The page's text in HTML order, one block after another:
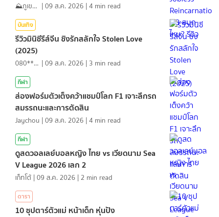
⛰️ภูเขาเล่าไปเรื่อย⛰️ |09 ส.ค. 2026 |4 min read
บันเทิง
รีวิวมินิซีรีส์จีน ชิงรักสลักใจ Stolen Love
(2025)
080******* |09 ส.ค. 2026 | 3 min read
กีฬา
ส่องฟอร์มตัวเต็งคว้าแชมป์โลก F1 เจาะลึกรถ
สมรรถนะและการตัดสิน
Jaychou |09 ส.ค. 2026 |4 min read
กีฬา
ดูสดวอลเลย์บอลหญิง ไทย vs เวียดนาม Sea
V League 2026 เลก 2
เก็ทโต้ |09 ส.ค. 2026 | 2 min read
ดารา
10 ซุปตาร์ตัวแม่ หน้าเด็ก หุ่นปัง